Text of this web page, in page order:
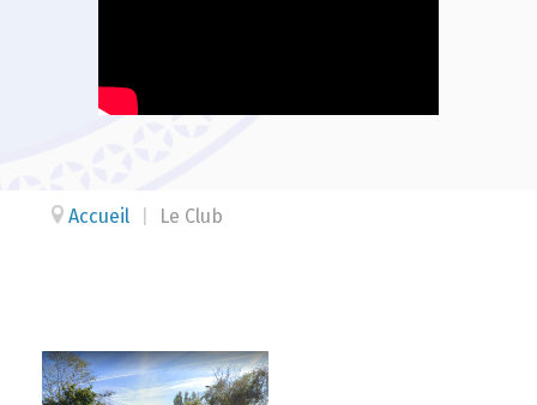
Accueil Le Club